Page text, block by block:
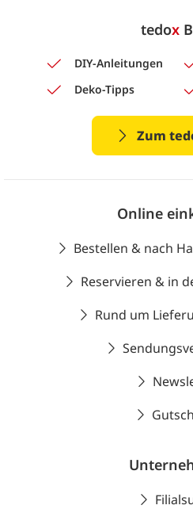
tedox
DIY-Anleitungen
Deko-Tipps
Zum
Online
Bestellen & nach
Reservieren & in
Rund um